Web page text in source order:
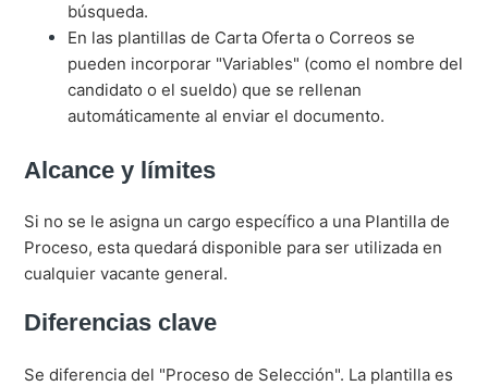
búsqueda.
En las plantillas de Carta Oferta o Correos se
pueden incorporar "Variables" (como el nombre del
candidato o el sueldo) que se rellenan
automáticamente al enviar el documento.
Alcance y límites
Si no se le asigna un cargo específico a una Plantilla de
Proceso, esta quedará disponible para ser utilizada en
cualquier vacante general.
Diferencias clave
Se diferencia del "Proceso de Selección". La plantilla es